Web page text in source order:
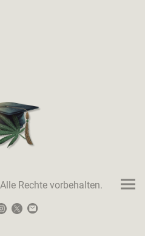
Rechte vorbehalten.